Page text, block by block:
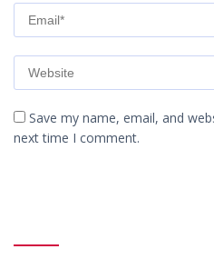
Save my name, email, and
next time I comment.